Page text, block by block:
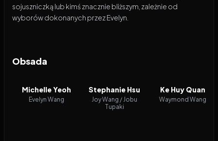
sojuszniczką lub kimś znacznie bliższym, zależnie od
wyborów dokonanych przez Evelyn.
Obsada
Michelle Yeoh
Evelyn Wang
Stephanie Hsu
Joy Wang / Jobu
Tupaki
Ke Huy Quan
Waymond Wang